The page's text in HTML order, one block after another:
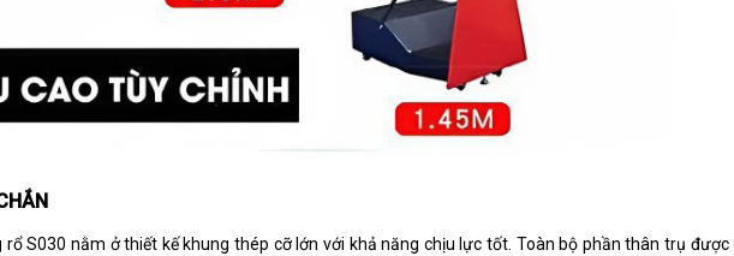
S030 nằm ở thiết kế khung thép cỡ lớn với khả năng chịu lực tốt. Toàn bộ phần thân trụ